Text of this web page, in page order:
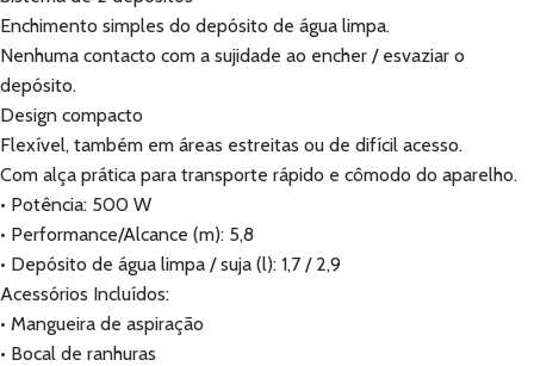
Enchimento simples do depósito de água limpa.
Nenhuma contacto com a sujidade ao encher / esvaziar o
depósito.
Design compacto
Flexível, também em áreas estreitas ou de difícil acesso.
Com alça prática para transporte rápido e cômodo do aparelho.
• Potência: 500 W
• Performance/Alcance (m): 5,8
• Depósito de água limpa / suja (l): 1,7 / 2,9
Acessórios Incluídos:
• Mangueira de aspiração
• Bocal de ranhuras